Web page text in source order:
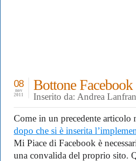
Bottone
08
nov
2011
Inserito da: Andrea
Come in un precedente
dopo che si è inserita
Mi Piace di Facebook è
una convalida del proprio sito.